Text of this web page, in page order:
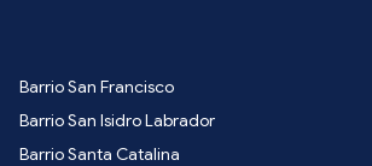
Barrio San Francisco
Barrio San Isidro Labrador
Barrio Santa Catalina